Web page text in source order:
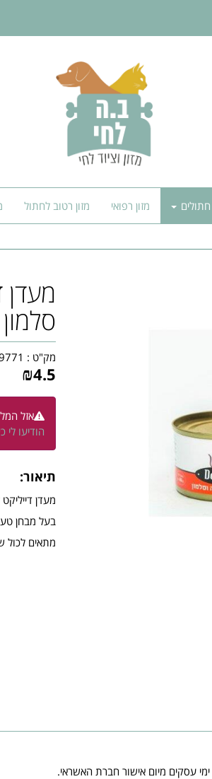
חתולים מזון רפואי מזון רטוב לחתול
מק"ט :
₪4.5
אזל
הודיעו לי
תיאור:
מעדן דייליקט לחתול 85 גר
בעל מבחן
מתאים לכול